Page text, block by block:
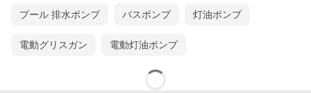
プール 排水ポンプ バスポンプ 灯油ポンプ
電動グリスガン 電動灯油ポンプ